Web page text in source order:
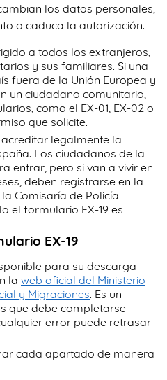
los datos personales,
o caduca la autorización.
a todos los extranjeros,
y sus familiares. Si una
fuera de la Unión Europea y
un ciudadano comunitario,
como el EX-01, EX-02 o
que solicite.
acreditar legalmente la
Los ciudadanos de la
entrar, pero si van a vivir en
deben registrarse en la
Comisaría de Policía
el formulario EX-19 es
EX-19
para su descarga
la web oficial del Ministerio
y Migraciones. Es un
que debe completarse
error puede retrasar
cada apartado de manera